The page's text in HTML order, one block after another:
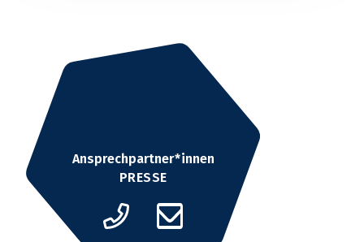
Ansprechpartner*innen
PRESSE